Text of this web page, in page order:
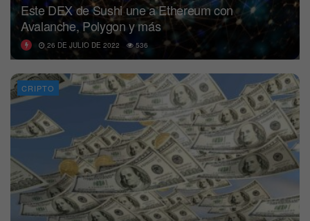
Este DEX de Sushi une a Ethereum con
Avalanche, Polygon y más
26 DE JULIO DE 2022 536
CRIPTO